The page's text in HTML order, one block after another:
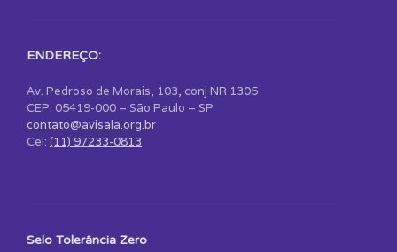
ENDEREÇO:
Av. Pedroso de Morais, 103, conj NR 1305
CEP: 05419-000 – São Paulo – SP
contato@avisala.org.br
Cel: (11) 97233-0813
Selo Tolerância Zero